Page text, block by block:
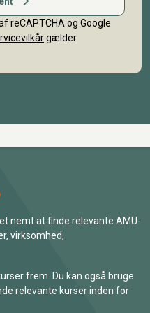
reCAPTCHA og Google
gælder.
nemt at finde relevante AMU-
virksomhed,
frem. Du kan også bruge
relevante kurser inden for